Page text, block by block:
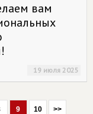
вам
19 июля 2025
9 10 >>